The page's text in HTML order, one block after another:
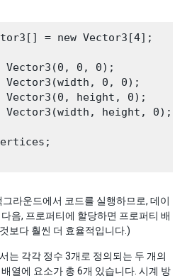
= new Vector3[4];
Vector3(0, 0, 0);
Vector3(width, 0, 0);
Vector3(0, height, 0);
Vector3(width, height, 0);
라운드에서 코드를 실행하므로, 데이
음, 프로퍼티에 할당하면 프로퍼티 배
보다 훨씬 더 효율적입니다.)
는 각각 정수 3개로 정의되는 두 개의
열에 요소가 총 6개 있습니다. 시계 방